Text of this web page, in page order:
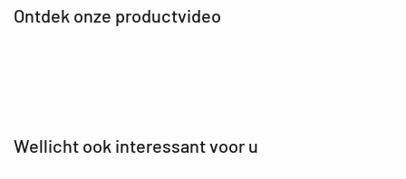
Ontdek onze productvideo
Wellicht ook interessant voor u